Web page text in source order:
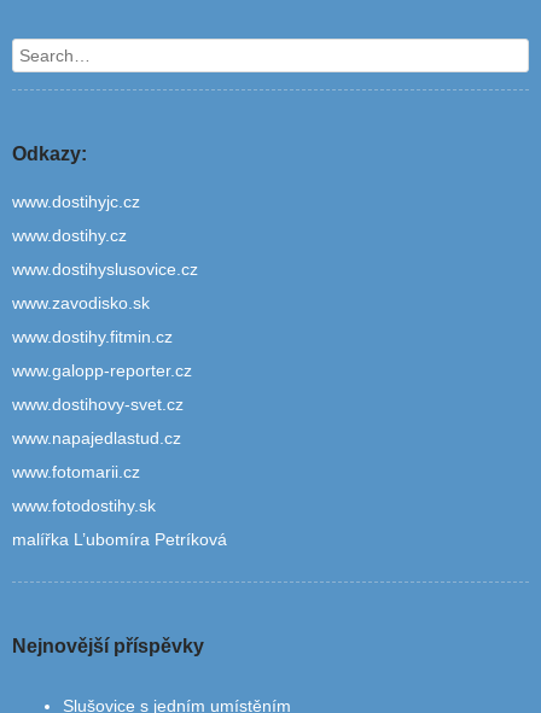
Search
Odkazy:
www.dostihyjc.cz
www.dostihy.cz
www.dostihyslusovice.cz
www.zavodisko.sk
www.dostihy.fitmin.cz
www.galopp-reporter.cz
www.dostihovy-svet.cz
www.napajedlastud.cz
www.fotomarii.cz
www.fotodostihy.sk
malířka L’ubomíra Petríková
Nejnovější příspěvky
Slušovice s jedním umístěním